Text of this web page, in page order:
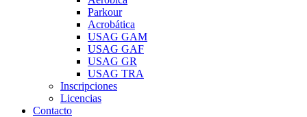
Parkour
Acrobática
USAG GAM
USAG GAF
USAG GR
USAG TRA
Inscripciones
Licencias
Contacto